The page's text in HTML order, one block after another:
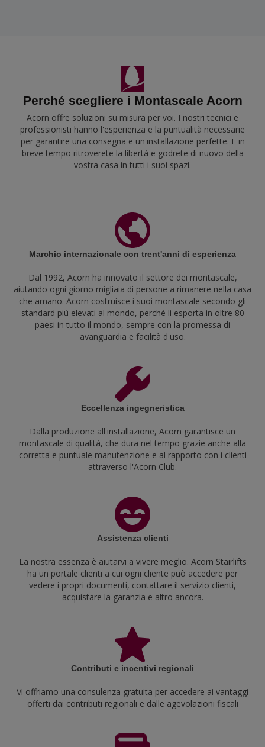
Perché scegliere i Montascale Acorn
Acorn offre soluzioni su misura per voi. I nostri tecnici e
professionisti hanno l'esperienza e la puntualità necessarie
per garantire una consegna e un'installazione perfette. E in
breve tempo ritroverete la libertà e godrete di nuovo della
vostra casa in tutti i suoi spazi.
Marchio internazionale con trent'anni di esperienza
Dal 1992, Acorn ha innovato il settore dei montascale,
aiutando ogni giorno migliaia di persone a rimanere nella casa
che amano. Acorn costruisce i suoi montascale secondo gli
standard più elevati al mondo, perché li esporta in oltre 80
paesi in tutto il mondo, sempre con la promessa di
avanguardia e facilità d'uso.
Eccellenza ingegneristica
Dalla produzione all'installazione, Acorn garantisce un
montascale di qualità, che dura nel tempo grazie anche alla
corretta e puntuale manutenzione e al rapporto con i clienti
attraverso l'Acorn Club.
Assistenza clienti
La nostra essenza è aiutarvi a vivere meglio. Acorn Stairlifts
ha un portale clienti a cui ogni cliente può accedere per
vedere i propri documenti, contattare il servizio clienti,
acquistare la garanzia e altro ancora.
Contributi e incentivi regionali
Vi offriamo una consulenza gratuita per accedere ai vantaggi
offerti dai contributi regionali e dalle agevolazioni fiscali